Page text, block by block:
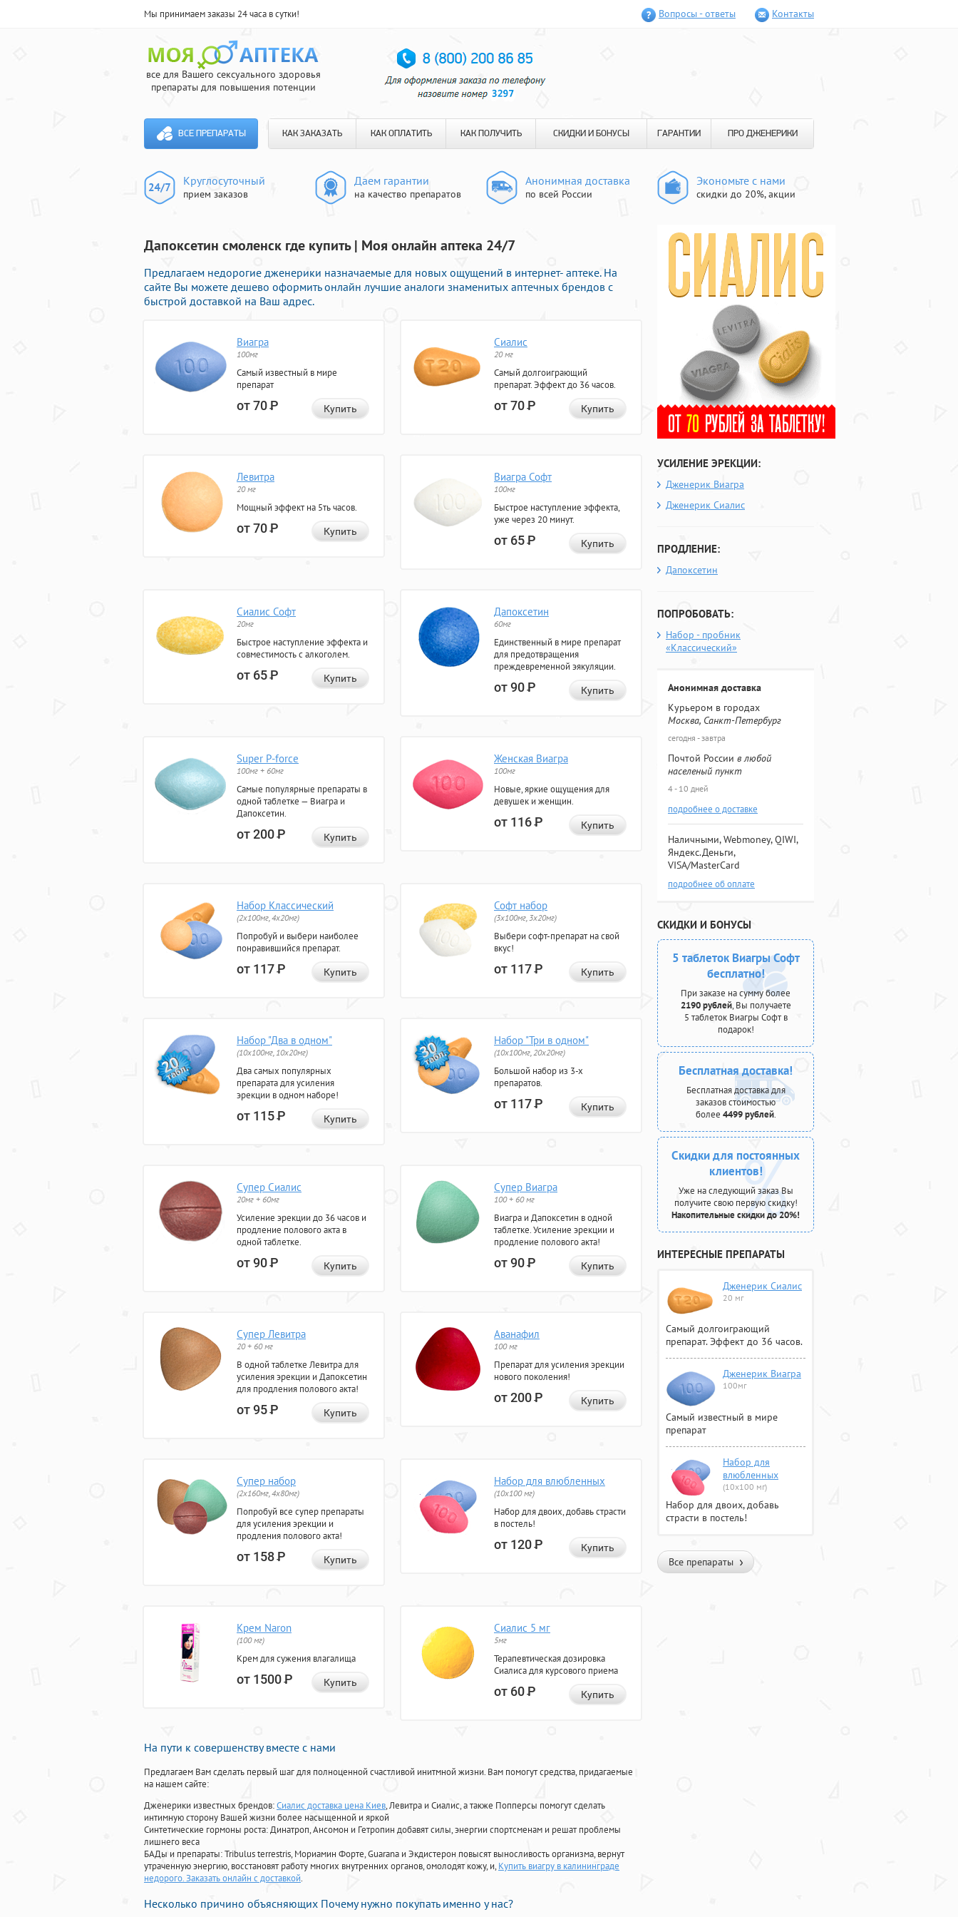
Мы принимаем заказы 24 часа в сутки! Вопросы - ответы Контакты
все для Вашего сексуального здоровья
препараты для повышения потенции
ВСЕ ПРЕПАРАТЫ КАК ЗАКАЗАТЬ КАК ОПЛАТИТЬ КАК ПОЛУЧИТЬ СКИДКИ И БОНУСЫ ГАРАНТИИ ПРО ДЖЕНЕРИКИ
Круглосуточный
прием заказов
Даем гарантии
на качество препаратов
Анонимная доставка
по всей России
Экономьте с нами
скидки до 20%, акции
Дапоксетин смоленск где купить | Моя онлайн аптека 24/7
Предлагаем недорогие дженерики назначаемые для новых ощущений в интернет- аптеке. На
сайте Вы можете дешево оформить онлайн лучшие аналоги знаменитых аптечных брендов с
быстрой доставкой на Ваш адрес.
Виагра
100мг
Самый известный в мире
препарат
от 70Р Купить
Сиалис
20 мг
Самый долгоиграющий
препарат. Эффект до 36 часов.
от 70Р Купить
Левитра
20 мг
Мощный эффект на 5ть часов.
от 70Р Купить
Виагра Софт
100мг
Быстрое наступление эффекта,
уже через 20 минут.
от 65Р Купить
Сиалис Софт
20мг
Быстрое наступление эффекта и
совместимость с алкоголем.
от 65Р Купить
Дапоксетин
60мг
Единственный в мире препарат
для предотвращения
преждевременной эякуляции.
от 90Р Купить
Super P-force
100мг + 60мг
Самые популярные препараты в
одной таблетке — Виагра и
Дапоксетин.
от 200Р Купить
Женская Виагра
100мг
Новые, яркие ощущения для
девушек и женщин.
от 116Р Купить
Набор Классический
(2x100мг, 4x20мг)
Попробуй и выбери наиболее
понравившийся препарат.
от 117Р Купить
Софт набор
(3x100мг, 3x20мг)
Выбери софт-препарат на свой
вкус!
от 117Р Купить
Набор "Два в одном"
(10x100мг, 10x20мг)
Два самых популярных
препарата для усиления
эрекции в одном наборе!
от 115Р Купить
Набор "Три в одном"
(10x100мг, 20x20мг)
Большой набор из 3-х
препаратов.
от 117Р Купить
Супер Сиалис
20мг + 60мг
Усиление эрекции до 36 часов и
продление полового акта в
одной таблетке.
от 90Р Купить
Супер Виагра
100 + 60 мг
Виагра и Дапоксетин в одной
таблетке. Усиление эрекции и
продление полового акта!
от 90Р Купить
Супер Левитра
20 + 60 мг
В одной таблетке Левитра для
усиления эрекции и Дапоксетин
для продления полового акта!
от 95Р Купить
Аванафил
100 мг
Препарат для усиления эрекции
нового поколения!
от 200Р Купить
Супер набор
(2х160мг, 4х80мг)
Попробуй все супер препараты
для усиления эрекции и
продления полового акта!
от 158Р Купить
Набор для влюбленных
(10х100 мг)
Набор для двоих, добавь страсти
в постель!
от 120Р Купить
Крем Naron
(100 мг)
Крем для сужения влагалища
от 1500Р Купить
Сиалис 5 мг
5мг
Терапевтическая дозировка
Сиалиса для курсового приема
от 60Р Купить
На пути к совершенству вместе с нами
Предлагаем Вам сделать первый шаг для полноценной счастливой инитмной жизни. Вам помогут средства, придагаемые
на нашем сайте:
Дженерики известных брендов:Сиалис доставка цена Киев, Левитра и Сиалис, а также Попперсы помогут сделать
интимную сторону Вашей жизни более насыщенной и яркой
Синтетические гормоны роста: Динатроп, Ансомон и Гетропин добавят силы, энергии спортсменам и решат проблемы
лишнего веса
БАДы и препараты:Tribulus terrestris, Мориамин Форте, Guarana и Экдистерон повысят выносливость организма, вернут
утраченную энергию, восстановят работу многих внутренних органов, омолодят кожу, и, Купить виагру в калининграде
недорого. Заказать онлайн с доставкой.
Несколько причино объясняющих Почему нужно покупать именно у нас?
УСИЛЕНИЕ ЭРЕКЦИИ:
Дженерик Виагра
Дженерик Сиалис
ПРОДЛЕНИЕ:
Дапоксетин
ПОПРОБОВАТЬ:
Набор - пробник
«Классический»
Анонимная доставка
Курьером в городах
Москва, Санкт-Петербург
сегодня - завтра
Почтой России в любой
населеный пункт
4 - 10 дней
подробнее о доставке
Наличными, Webmoney, QIWI,
Яндекс.Деньги,
VISA/MasterCard
подробнее об оплате
СКИДКИ И БОНУСЫ
5 таблеток Виагры Софт
бесплатно!
При заказе на сумму более
2190 рублей, Вы получаете
5 таблеток Виагры Софт в
подарок!
Бесплатная доставка!
Бесплатная доставка для
заказов стоимостью
более 4499 рублей.
Скидки для постоянных
клиентов!
Уже на следующий заказ Вы
получите свою первую скидку!
Накопительные скидки до 20%!
ИНТЕРЕСНЫЕ ПРЕПАРАТЫ
Дженерик Сиалис
20 мг
Самый долгоиграющий
препарат. Эффект до 36 часов.
Дженерик Виагра
100мг
Самый известный в мире
препарат
Набор для
влюбленных
(10х100 мг)
Набор для двоих, добавь
страсти в постель!
Все препараты